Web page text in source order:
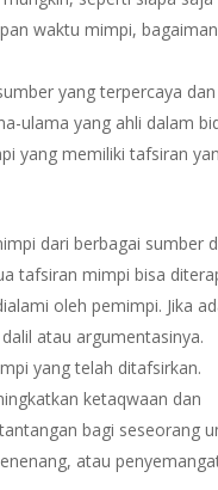
waktu mimpi,
yang terpercaya dan
ulama yang ahli dalam
yang memiliki tafsiran
dari berbagai sumber
tafsiran mimpi bisa
oleh pemimpi. Jika
atau argumentasinya.
yang telah ditafsirkan.
ketaqwaan dan
bagi seseorang
atau